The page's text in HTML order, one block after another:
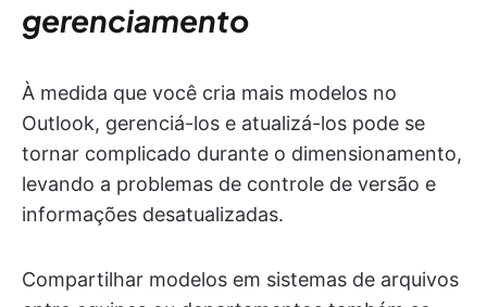
gerenciamento
À medida que você cria mais modelos no
Outlook, gerenciá-los e atualizá-los pode se
tornar complicado durante o dimensionamento,
levando a problemas de controle de versão e
informações desatualizadas.
Compartilhar modelos em sistemas de arquivos